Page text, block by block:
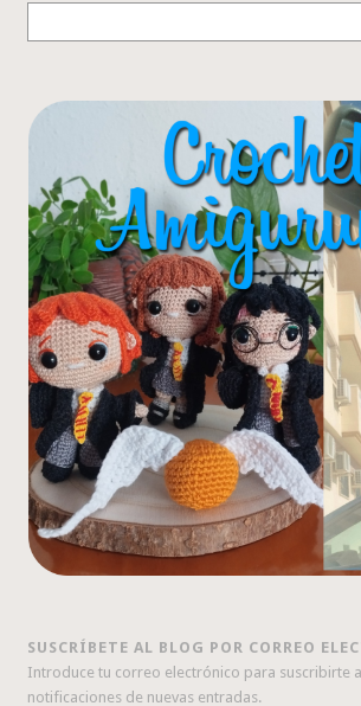
SUSCRÍBETE AL BLOG POR CORREO
Introduce tu correo electrónico para suscribirte
notificaciones de nuevas entradas.